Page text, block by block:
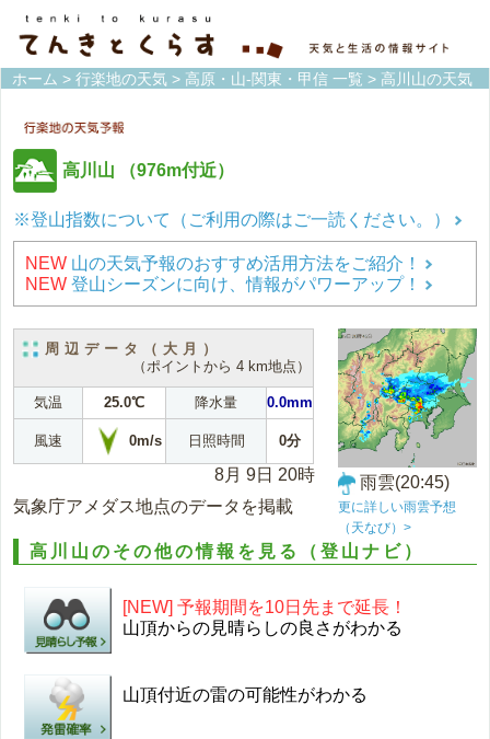
ホーム > 行楽地の天気 > 高原・山-関東・甲信 一覧 > 高川山の天気
高川山 （976m付近）
※登山指数について（ご利用の際はご一読ください。）
NEW 山の天気予報のおすすめ活用方法をご紹介！
NEW 登山シーズンに向け、情報がパワーアップ！
周辺データ（大月）
（ポイントから 4 km地点）
気温 25.0℃ 降水量 0.0mm
風速 0m/s 日照時間 0分
8月 9日 20時
気象庁アメダス地点のデータを掲載
雨雲(20:45)
更に詳しい雨雲予想
（天なび）>
高川山のその他の情報を見る（登山ナビ）
[NEW] 予報期間を10日先まで延長！
山頂からの見晴らしの良さがわかる
山頂付近の雷の可能性がわかる